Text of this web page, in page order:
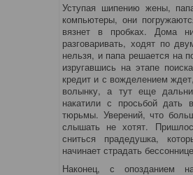
Уступая шипению жены,
компьютеры, они
вязнет в пробках. Дома
разговаривать, ходят по
нельзя, и папа решается на
изругавшись на этапе
кредит и с вожделением
волынку, а тут еще
накатили с просьбой дать
тюрьмы. Уверений, что
слышать не хотят.
сниться прадедушка,
начинает страдать
Наконец, с опозданием